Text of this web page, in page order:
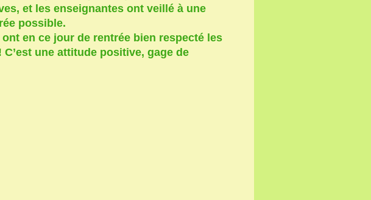
et les enseignantes ont veillé à une
possible.
en ce jour de rentrée bien respecté les
une attitude positive, gage de